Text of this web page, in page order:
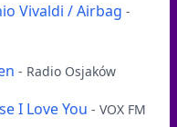
Vivaldi / Airbag -
- Radio Osjaków
I Love You - VOX FM